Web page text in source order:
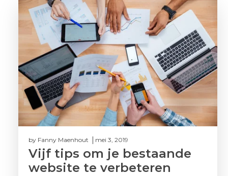
by Fanny Maenhout mei 3, 2019
Vijf tips om je bestaande
website te verbeteren